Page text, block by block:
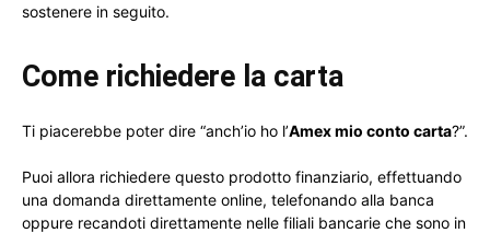
sostenere in seguito.
Come richiedere la carta
Ti piacerebbe poter dire “anch’io ho l’Amex mio conto carta?”.
Puoi allora richiedere questo prodotto finanziario, effettuando
una domanda direttamente online, telefonando alla banca
oppure recandoti direttamente nelle filiali bancarie che sono in